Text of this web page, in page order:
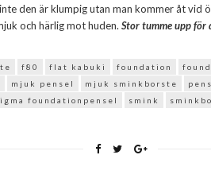
den är klumpig utan man kommer åt vid
och härlig mot huden. Stor tumme upp för
f80 flat kabuki foundation
mjuk pensel mjuk sminkborste
foundationpensel smink